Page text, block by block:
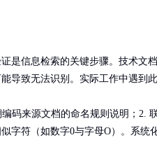
是信息检索的关键步骤。技术文
导致无法识别。实际工作中遇到
编码来源文档的命名规则说明；2.
字符（如数字0与字母O）。系统